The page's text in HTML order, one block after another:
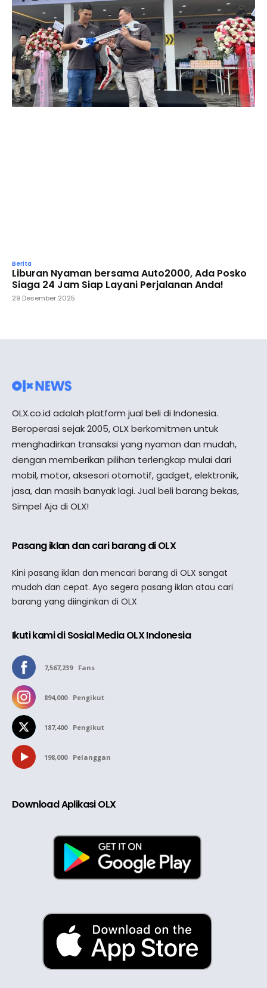
Berita
Liburan Nyaman bersama Auto2000, Ada Posko
Siaga 24 Jam Siap Layani Perjalanan Anda!
29 Desember 2025
OLX.co.id adalah platform jual beli di Indonesia.
Beroperasi sejak 2005, OLX berkomitmen untuk
menghadirkan transaksi yang nyaman dan mudah,
dengan memberikan pilihan terlengkap mulai dari
mobil, motor, aksesori otomotif, gadget, elektronik,
jasa, dan masih banyak lagi. Jual beli barang bekas,
Simpel Aja di OLX!
Pasang iklan dan cari barang di OLX
Kini pasang iklan dan mencari barang di OLX sangat
mudah dan cepat. Ayo segera pasang iklan atau cari
barang yang diinginkan di OLX
Ikuti kami di Sosial Media OLX Indonesia
7,567,239 Fans
894,000 Pengikut
187,400 Pengikut
198,000 Pelanggan
Download Aplikasi OLX